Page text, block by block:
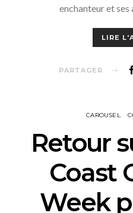
enchanteur et ses
LIRE
PARTAGER
CAROUSEL
Retour
Coast
Week